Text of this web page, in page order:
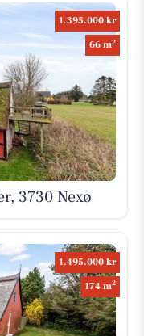
1.395.000 kr
66 m2
3730 Nexø
1.495.000 kr
174 m2